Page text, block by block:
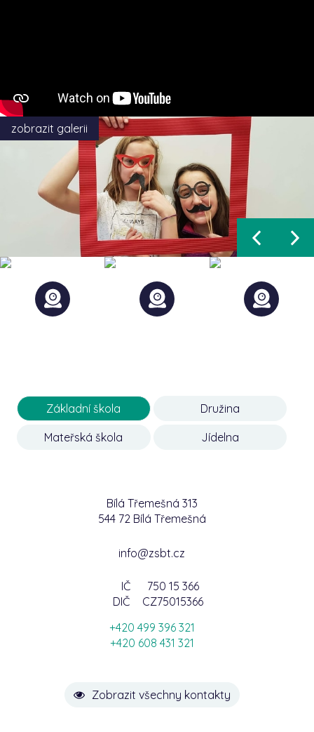
zobrazit galerii
Základní škola Družina
Mateřská škola Jídelna
Bílá Třemešná 313
544 72 Bílá Třemešná
info@zsbt.cz
IČ
750 15 366
DIČ
CZ75015366
+420 499 396 321
+420 608 431 321
Zobrazit všechny kontakty